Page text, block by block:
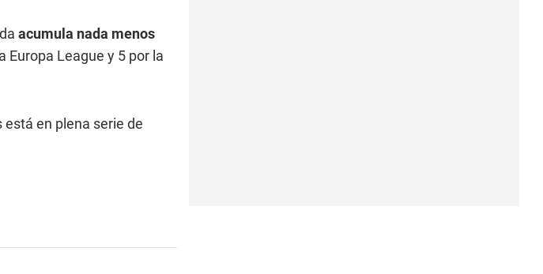
acumula nada menos
Europa League y 5 por la
está en plena serie de